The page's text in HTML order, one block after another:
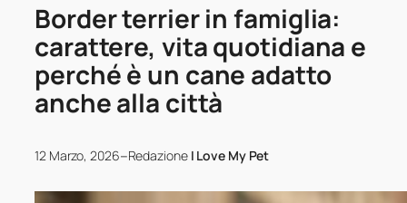
Border terrier in famiglia:
carattere, vita quotidiana e
perché è un cane adatto
anche alla città
12 Marzo, 2026–Redazione I Love My Pet